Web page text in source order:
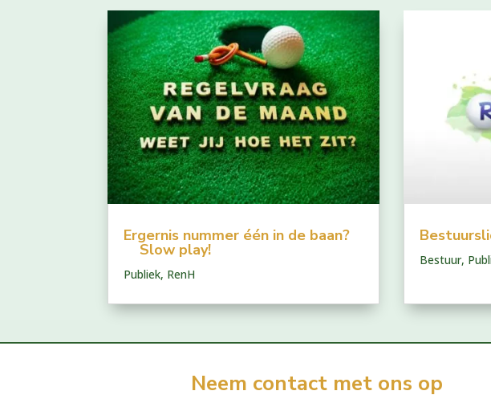
Ergernis nummer één in de baan?
Slow play!
Publiek, RenH
Bestuur,
Neem contact met ons op